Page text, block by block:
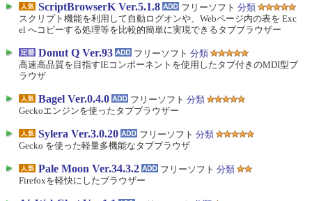
ScriptBrowserK Ver.5.1.8 フリーソフト 分類
スクリプト機能を利用して自動ログオンや、Webページ内の表を Exc
el へコピーする処理等を比較的簡単に実現できるタブブラウザー
Donut Q Ver.93 フリーソフト 分類
高速高品質を目指すIEコンポーネントを使用したタブ付きのMDI型ブ
ラウザ
Bagel Ver.0.4.0 フリーソフト 分類
Geckoエンジンを使ったタブブラウザー
Sylera Ver.3.0.20 フリーソフト 分類
Gecko を使った軽量多機能なタブブラウザ
Pale Moon Ver.34.3.2 フリーソフト 分類
Firefoxを軽快にしたブラウザー